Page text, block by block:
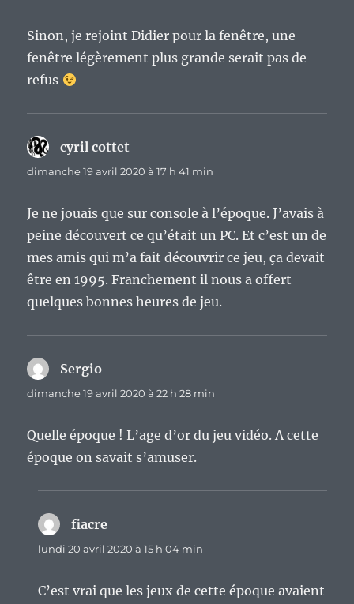
Sinon, je rejoint Didier pour la fenêtre, une
fenêtre légèrement plus grande serait pas de
refus
cyril cottet
dimanche 19 avril 2020 à 17 h 41 min
Je ne jouais que sur console à l’époque. J’avais à
peine découvert ce qu’était un PC. Et c’est un de
mes amis qui m’a fait découvrir ce jeu, ça devait
être en 1995. Franchement il nous a offert
quelques bonnes heures de jeu.
Sergio
dimanche 19 avril 2020 à 22 h 28 min
Quelle époque ! L’age d’or du jeu vidéo. A cette
époque on savait s’amuser.
fiacre
lundi 20 avril 2020 à 15 h 04 min
C’est vrai que les jeux de cette époque avaient